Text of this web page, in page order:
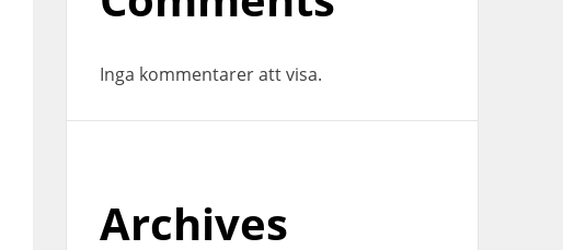
Inga kommentarer att visa.
Archives